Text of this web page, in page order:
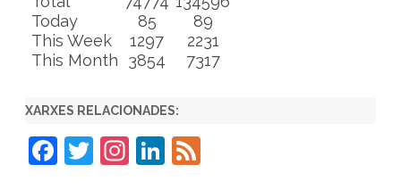
Today
85
89
This Week
1297
2231
This Month
3854 7317
XARXES RELACIONADES:
F
T
In Li